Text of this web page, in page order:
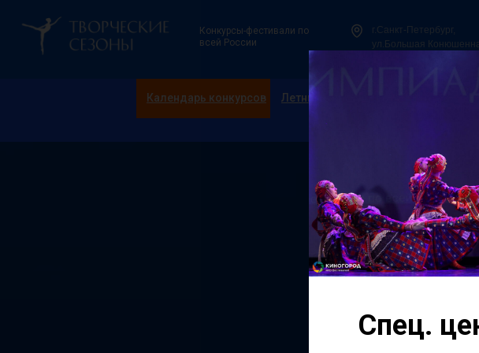
Конкурсы-фестивали по
всей России
г.Санкт-Петербург,
ул.Большая
Календарь конкурсов
Летние смены в Сочи
Спец.